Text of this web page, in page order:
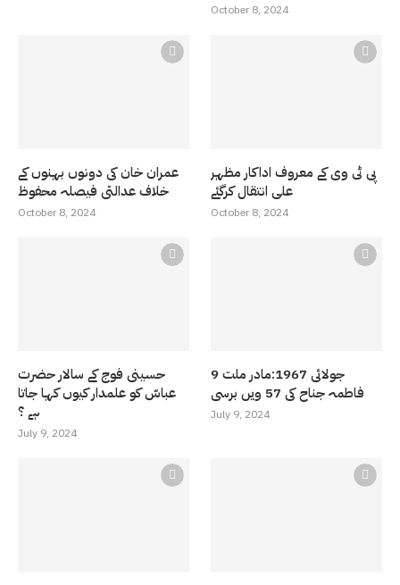
October 8, 2024
عمران خان کی دونوں بہنوں کے
خلاف عدالتی فیصلہ محفوظ
October 8, 2024
پی ٹی وی کے معروف اداکار مظہر
علی انتقال کرگئے
October 8, 2024
حسینی فوج کے سالار حضرت
عباسّ کو علمدار کیوں کہا جاتا
ہے ؟
July 9, 2024
9 جولائی 1967:مادر ملت
فاطمہ جناح کی 57 ویں برسی
July 9, 2024